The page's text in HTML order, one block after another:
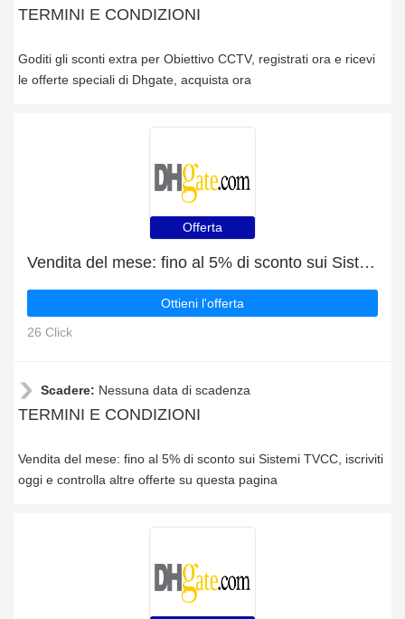
TERMINI E CONDIZIONI
Goditi gli sconti extra per Obiettivo CCTV, registrati ora e ricevi
le offerte speciali di Dhgate, acquista ora
Offerta
Vendita del mese: fino al 5% di sconto sui Sistemi TVCC
Ottieni l'offerta
26 Click
Scadere: Nessuna data di scadenza
TERMINI E CONDIZIONI
Vendita del mese: fino al 5% di sconto sui Sistemi TVCC, iscriviti
oggi e controlla altre offerte su questa pagina